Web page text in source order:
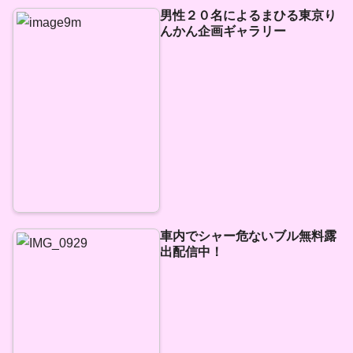
男性２０名によるまひる東京り
んかん企画ギャラリー
車内でシャー危ないブル無料露
出配信中！